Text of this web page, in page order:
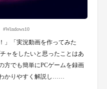
#Windows10
」「実況動画を作ってみた
ャをしたいと思ったことはあ
方でも簡単にPCゲームを録画
かりやすく解説し……